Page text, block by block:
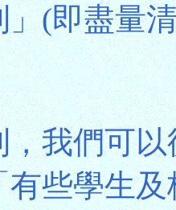
(即盡量
我們可
些學生